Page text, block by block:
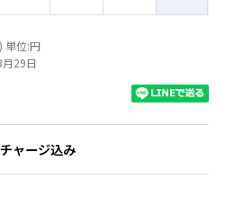
単位:円
29日
ャージ込み